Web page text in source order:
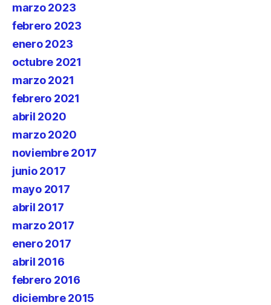
marzo 2023
febrero 2023
enero 2023
octubre 2021
marzo 2021
febrero 2021
abril 2020
marzo 2020
noviembre 2017
junio 2017
mayo 2017
abril 2017
marzo 2017
enero 2017
abril 2016
febrero 2016
diciembre 2015